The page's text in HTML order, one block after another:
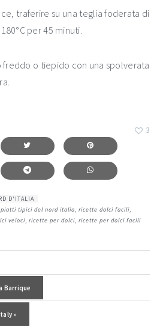
traferire su una teglia foderata di
per 45 minuti.
freddo o tiepido con una spolverata
3
D'ITALIA
piatti tipici del nord italia,ricette dolci facili,
veloci,ricette per dolci,ricette per dolci facili
Barrique
»